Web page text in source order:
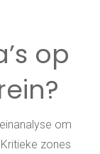
op
om
zones